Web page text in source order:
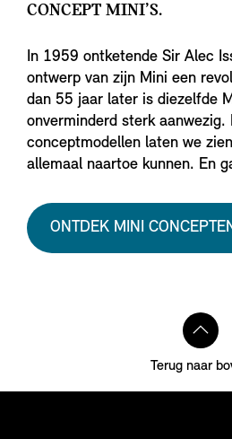
CONCEPT MINI’S.
In 1959 ontketende Sir Alec
ontwerp van zijn Mini een
dan 55 jaar later is diezelfde
onverminderd sterk aanwezig.
conceptmodellen laten we
allemaal naartoe kunnen. En
ONTDEK MINI
Terug naar